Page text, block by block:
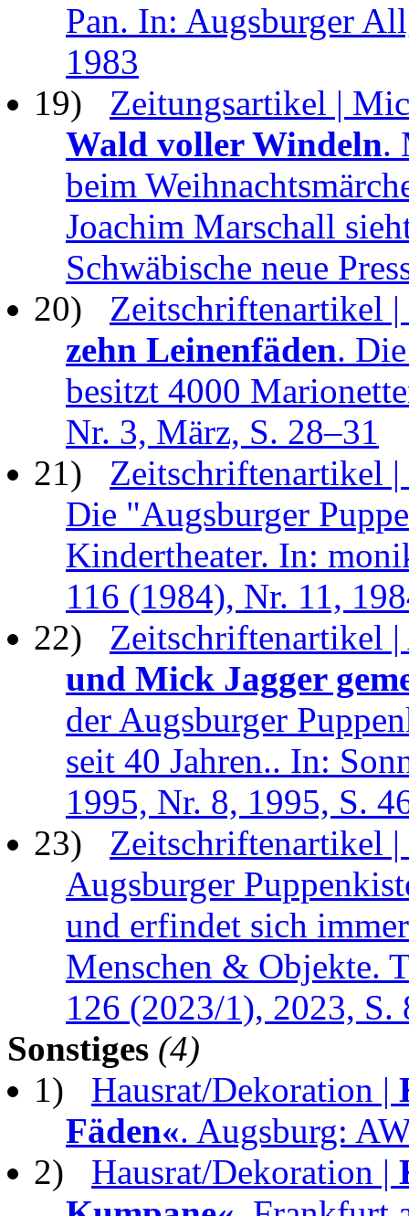
Pan. In: Augsburger
1983
19) Zeitungsartikel |
Wald voller Windeln.
beim
Joachim Marschall
Schwäbische neue
20) Zeitschriftenartikel
zehn Leinenfäden.
besitzt 4000
Nr. 3, März, S. 28–31
21) Zeitschriftenartikel |
Die "Augsburger
Kindertheater. In:
116 (1984), Nr. 11,
22) Zeitschriftenartikel
und Mick Jagger
der Augsburger
seit 40 Jahren.. In:
1995, Nr. 8, 1995, S.
23) Zeitschriftenartikel |
Augsburger
und erfindet sich
Menschen & Objekte.
126 (2023/1), 2023, S.
Sonstiges (4)
1) Hausrat/Dekoration |
Fäden«. Augsburg:
2) Hausrat/Dekoration |